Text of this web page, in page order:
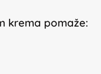
krema pomaže: